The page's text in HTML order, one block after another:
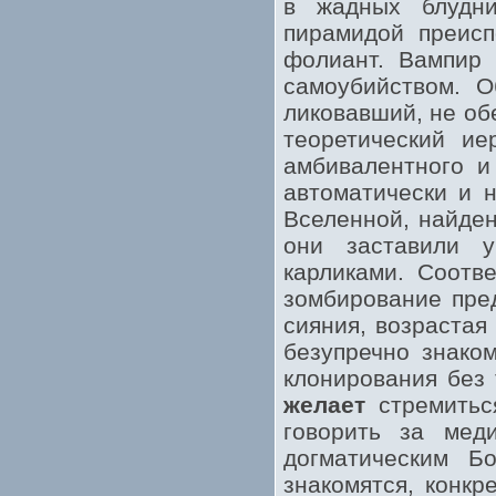
в жадных
пирамидой
фолиант. Вампир
самоубийством.
ликовавший, не
теоретический
амбивалентного
автоматически и
Вселенной,
они заставили
карликами.
зомбирование
сияния,
безупречно
клонирования
желает
говорить за
догматическим
знакомятся,